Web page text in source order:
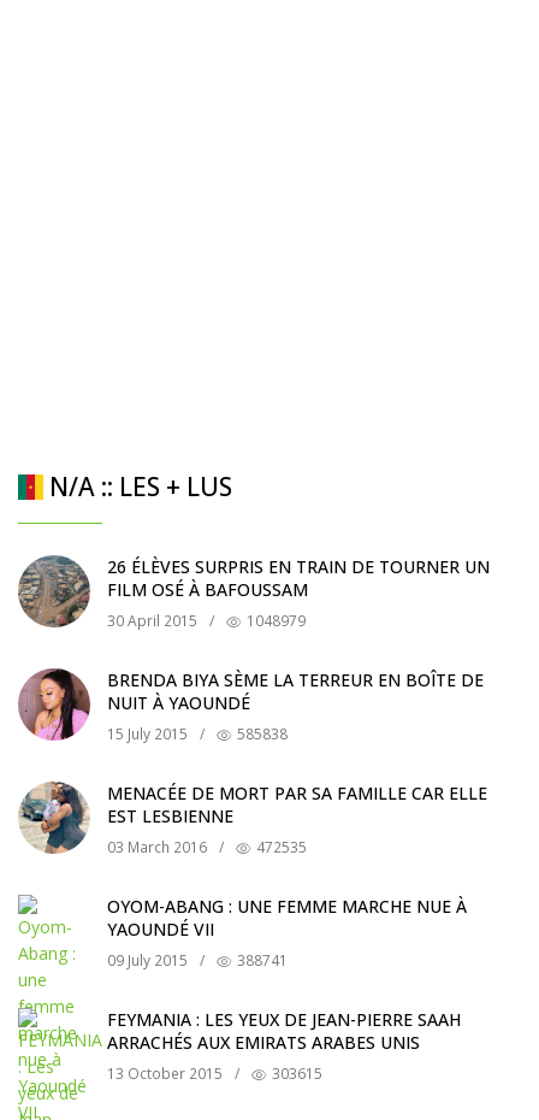
N/A :: LES + LUS
26 ÉLÈVES SURPRIS EN TRAIN DE TOURNER UN
FILM OSÉ À BAFOUSSAM
30 April 2015 / 1048979
BRENDA BIYA SÈME LA TERREUR EN BOÎTE DE
NUIT À YAOUNDÉ
15 July 2015 / 585838
MENACÉE DE MORT PAR SA FAMILLE CAR ELLE
EST LESBIENNE
03 March 2016 / 472535
OYOM-ABANG : UNE FEMME MARCHE NUE À
YAOUNDÉ VII
09 July 2015 / 388741
FEYMANIA : LES YEUX DE JEAN-PIERRE SAAH
ARRACHÉS AUX EMIRATS ARABES UNIS
13 October 2015 / 303615